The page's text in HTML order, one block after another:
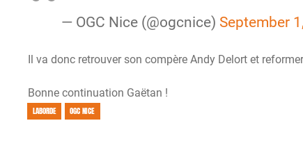
— OGC Nice (@ogcnice) September
Il va donc retrouver son compère Andy Delort et
Bonne continuation Gaëtan !
LABORDE OGC NICE